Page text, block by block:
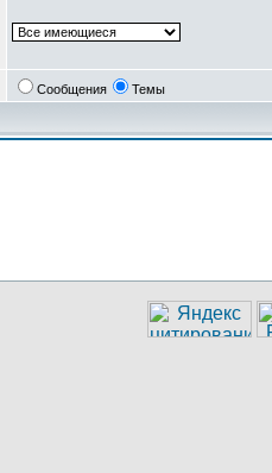
Сообщения Темы